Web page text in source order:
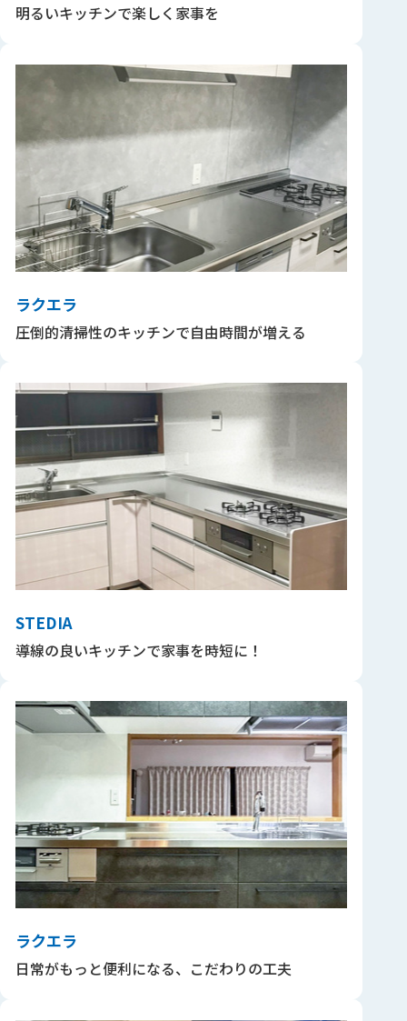
明るいキッチンで楽しく家事を
ラクエラ
圧倒的清掃性のキッチンで自由時間が増える
STEDIA
導線の良いキッチンで家事を時短に！
ラクエラ
日常がもっと便利になる、こだわりの工夫